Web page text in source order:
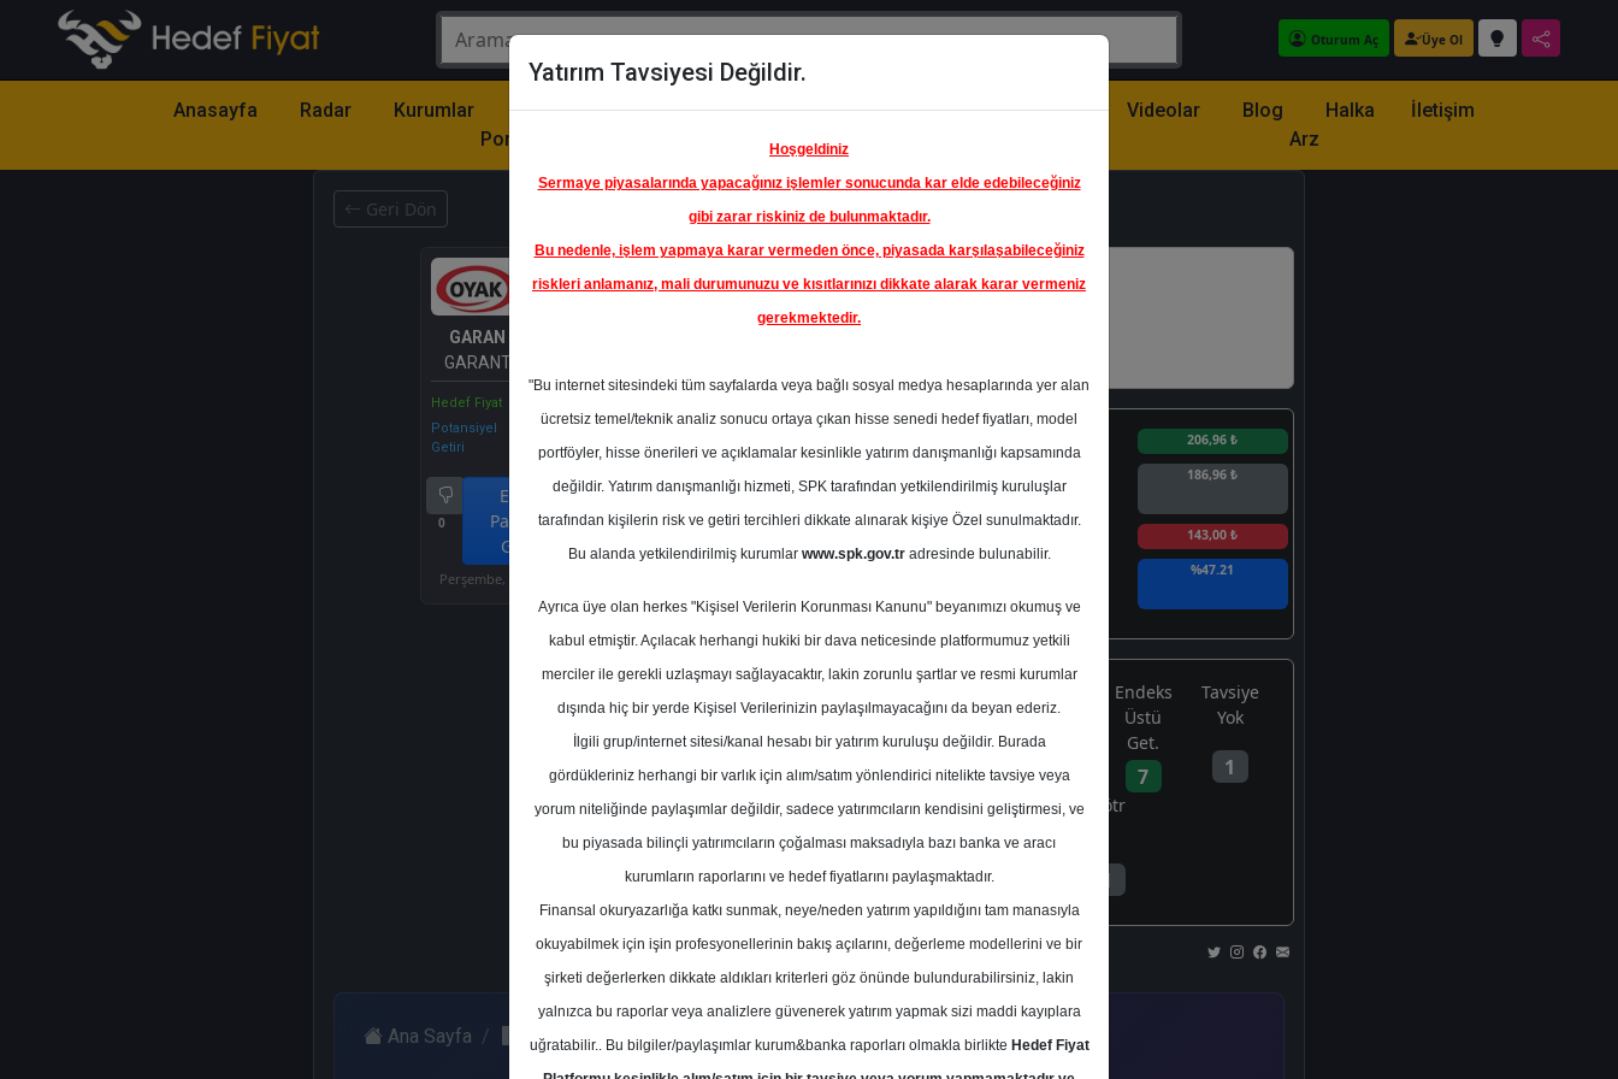
Oturum Aç Üye Ol
Anasayfa Radar Kurumlar
Model
Portföy
Hisse
Öne
Çıkanlar
Raporlar Partnerlerimiz Videolar Blog
Halka
Arz
İletişim
Geri Dön
GARAN
GARANTİ BANKASI
A.Ş.
Hedef Fiyat
Potansiyel
Getiri
%0.00
0
End.
Paralel
Get.
0
Perşembe, 05 Şubat 2026
En Yüksek Tahmin 206,96 ₺
Ortalama Fiyat
Tahmini
186,96 ₺
143,00 ₺
Potansiyeli
%47.21
Kurum Sayısı
21
11 1
Endeks
Üstü
Get.
7
Tavsiye
Yok
1
Nötr
1
Perşembe, 05 Şubat 2026
Ana Sayfa Oyak Yatırım GARAN Hedef Fiyat
Yatırım Tavsiyesi Değildir.
Hoşgeldiniz
Sermaye piyasalarında yapacağınız işlemler sonucunda kar elde edebileceğiniz
gibi zarar riskiniz de bulunmaktadır.
Bu nedenle, işlem yapmaya karar vermeden önce, piyasada karşılaşabileceğiniz
riskleri anlamanız, mali durumunuzu ve kısıtlarınızı dikkate alarak karar vermeniz
gerekmektedir.
"Bu internet sitesindeki tüm sayfalarda veya bağlı sosyal medya hesaplarında yer alan
ücretsiz temel/teknik analiz sonucu ortaya çıkan hisse senedi hedef fiyatları, model
portföyler, hisse önerileri ve açıklamalar kesinlikle yatırım danışmanlığı kapsamında
değildir. Yatırım danışmanlığı hizmeti, SPK tarafından yetkilendirilmiş kuruluşlar
tarafından kişilerin risk ve getiri tercihleri dikkate alınarak kişiye Özel sunulmaktadır.
Bu alanda yetkilendirilmiş kurumlar www.spk.gov.tradresinde bulunabilir.
Ayrıca üye olan herkes "Kişisel Verilerin Korunması Kanunu" beyanımızı okumuş ve
kabul etmiştir. Açılacak herhangi hukiki bir dava neticesinde platformumuz yetkili
merciler ile gerekli uzlaşmayı sağlayacaktır, lakin zorunlu şartlar ve resmi kurumlar
dışında hiç bir yerde Kişisel Verilerinizin paylaşılmayacağını da beyan ederiz.
İlgili grup/internet sitesi/kanal hesabı bir yatırım kuruluşu değildir. Burada
gördükleriniz herhangi bir varlık için alım/satım yönlendirici nitelikte tavsiye veya
yorum niteliğinde paylaşımlar değildir, sadece yatırımcıların kendisini geliştirmesi, ve
bu piyasada bilinçli yatırımcıların çoğalması maksadıyla bazı banka ve aracı
kurumların raporlarını ve hedef fiyatlarını paylaşmaktadır.
Finansal okuryazarlığa katkı sunmak, neye/neden yatırım yapıldığını tam manasıyla
okuyabilmek için işin profesyonellerinin bakış açılarını, değerleme modellerini ve bir
şirketi değerlerken dikkate aldıkları kriterleri göz önünde bulundurabilirsiniz, lakin
yalnızca bu raporlar veya analizlere güvenerek yatırım yapmak sizi maddi kayıplara
uğratabilir.. Bu bilgiler/paylaşımlar kurum&banka raporları olmakla birlikte Hedef Fiyat